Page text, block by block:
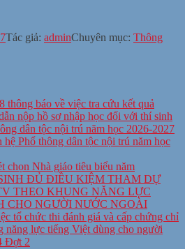
Tác giả: adminChuyên mục: Thông
thông báo về việc tra cứu kết quả
nộp hồ sơ nhập học đối với thí sinh
dân tộc nội trú năm học 2026-2027
hệ Phổ thông dân tộc nội trú năm học
chọn Nhà giáo tiêu biểu năm
ĐỦ ĐIỀU KIỆM THAM DỰ
THEO KHUNG NĂNG LỰC
CHO NGƯỜI NƯỚC NGOÀI
tổ chức thi đánh giá và cấp chứng chỉ
năng lực tiếng Việt dùng cho người
Đợt 2